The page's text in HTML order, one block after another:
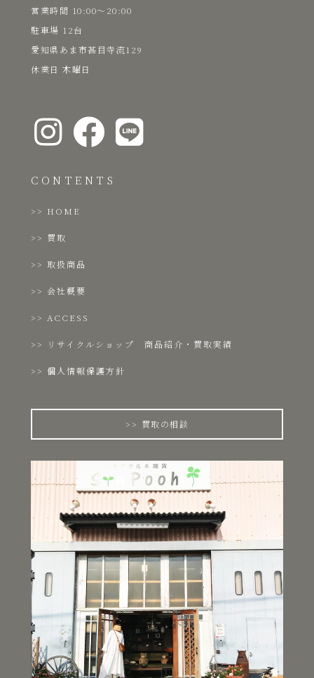
​営業時間 10:00～20:00
駐車場 12台
愛知県あま市甚目寺流129
​休業日 木曜日
CONTENTS
HOME
買取
取扱商品
会社概要
ACCESS
リサイクルショップ 商品紹介・買取実績
個人情報保護方針
買取の相談